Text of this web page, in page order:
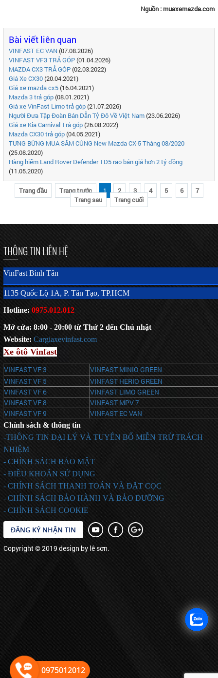
Nguồn : muaxemazda.com
Bài viết liên quan
VINFAST EC VAN(07.08.2026)
VINFAST VF3 TRẢ GÓP(01.04.2026)
MAZDA CX3 TRẢ GÓP(02.03.2022)
Giá Xe CX30(20.04.2021)
Giá xe mazda cx5(16.04.2021)
Mazda 3 trả góp(08.01.2021)
Giá xe VinFast Limo trả góp(21.07.2026)
Người Đưa Tập Đoàn Bán Dẫn Tỷ Đô Về Việt Nam(23.06.2026)
Giá xe Kia Carnival Trả góp(26.08.2022)
Mazda CX30 trả góp(04.05.2021)
TƯNG BỪNG MUA SẮM CÙNG New Mazda CX-5 Tháng 08/2020
(25.08.2020)
Hàng hiếm Land Rover Defender TD5 rao bán giá hơn 2 tỷ đồng
(11.05.2020)
Trang đầu Trang trước 1 2 3 4 5 6
7
Trang sau
Trang cuối
THÔNG TIN LIÊN HỆ
VinFast Bình Tân
1135 Quốc Lộ 1A, P. Tân Tạo, TP.HCM
Hotline: 0975.012.012
Mở cửa: 8:00 - 20:00 từ Thứ 2 đến Chủ nhật
Website: Cargiaxevinfast.com
Xe ôtô Vinfast
VINFAST VF 3
VINFAST MINIO GREEN
VINFAST VF 5
VINFAST HERIO GREEN
VINFAST VF 6
VINFAST LIMO GREEN
VINFAST VF 8
VINFAST MPV 7
VINFAST VF 9
VINFAST EC VAN
Chính sách & thông tin
-THÔNG TIN ĐẠI LÝ VÀ TUYÊN BỐ MIỄN TRỪ TRÁCH
NHIỆM
- CHÍNH SÁCH BẢO MẬT
- ĐIỀU KHOẢN SỬ DỤNG
- CHÍNH SÁCH THANH TOÁN VÀ ĐẶT CỌC
- CHÍNH SÁCH BẢO HÀNH VÀ BẢO DƯỠNG
- CHÍNH SÁCH COOKIE
ĐĂNG KÝ NHẬN TIN
Copyright © 2019 design by lê sơn.
0975012012